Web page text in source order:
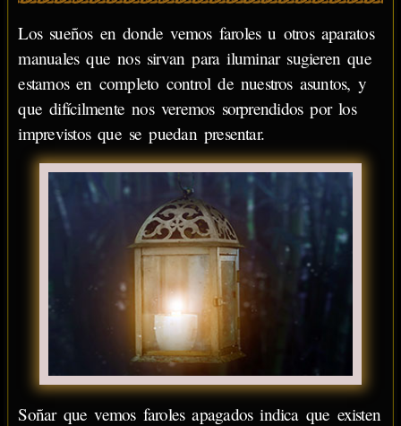
Los sueños en donde vemos faroles u otros aparatos
manuales que nos sirvan para iluminar sugieren que
estamos en completo control de nuestros asuntos, y
que difícilmente nos veremos sorprendidos por los
imprevistos que se puedan presentar.
Soñar que vemos faroles apagados indica que existen